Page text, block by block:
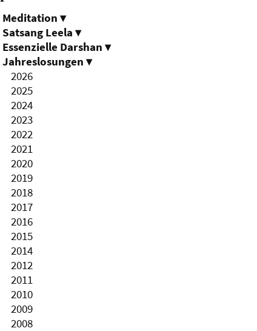
Meditation▾
Satsang Leela▾
Essenzielle Darshan▾
Jahreslosungen▾
2026
2025
2024
2023
2022
2021
2020
2019
2018
2017
2016
2015
2014
2012
2011
2010
2009
2008